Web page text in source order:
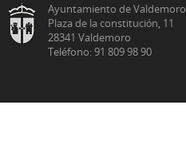
Ayuntamiento de Valdemoro
Plaza de la constitución, 11
28341 Valdemoro
Teléfono: 91 809 98 90